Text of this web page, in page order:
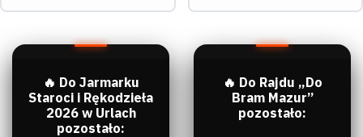
🔥 Do Jarmarku
Staroci i Rękodzieła
2026 w Urlach
pozostało:
🔥 Do Rajdu „Do
Bram Mazur”
pozostało: